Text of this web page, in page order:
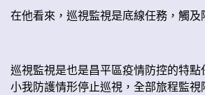
在他看來，巡視監視是底線任務，觸
巡視監視是也是昌平區疫情防控的特
小我防護情形停止巡視，全部旅程監